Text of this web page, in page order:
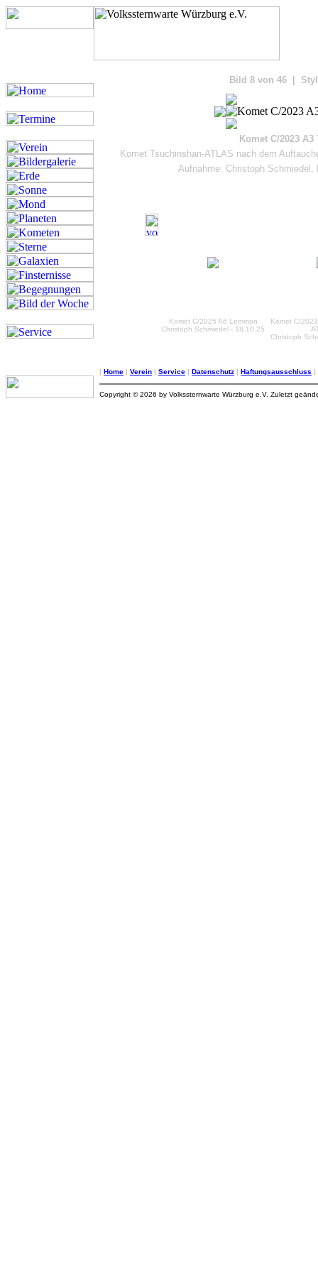
Bild 8 von 46 |
Komet C/2023
Komet Tsuchinshan-ATLAS nach dem
Aufnahme: Christoph
Komet C/2025 A6 Lemmon
Christoph Schmiedel - 18.10.25
Komet C/
Christoph
| Home | Verein | Service | Datenschutz | Haftungsausschluss |
Copyright © 2026 by Volkssternwarte Würzburg e.V. Zuletzt